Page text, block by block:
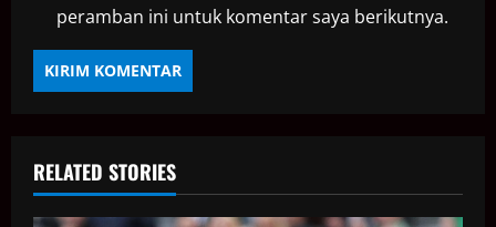
peramban ini untuk komentar saya berikutnya.
RELATED STORIES